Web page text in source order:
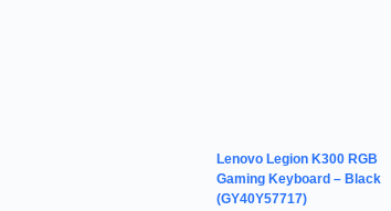
Lenovo Legion K300 RGB
Gaming Keyboard – Black
(GY40Y57717)